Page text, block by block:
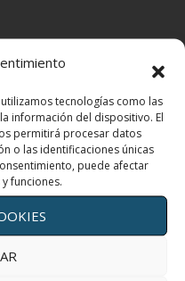
tecnologías como las
información del dispositivo. El
permitirá procesar datos
o las identificaciones únicas
puede afectar
funciones.